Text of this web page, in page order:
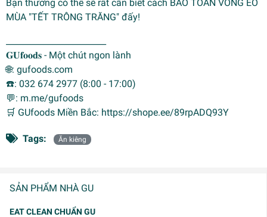
SẢN PHẨM NHÀ GU
EAT CLEAN CHUẨN GU
Bạn thương có thể sẽ rất cần biết cách BẢO TOÀN VÒNG EO
MÙA "TẾT TRÔNG TRĂNG" đấy!
𝐆𝐔𝐟𝐨𝐨𝐝𝐬 - Một chút ngon lành
🌐: gufoods.com
☎️: 032 674 2977 (8:00 - 17:00)
💬: m.me/gufoods
🛒 GUfoods Miền Bắc: https://shope.ee/89rpADQ93Y
Tags: Ăn kiêng